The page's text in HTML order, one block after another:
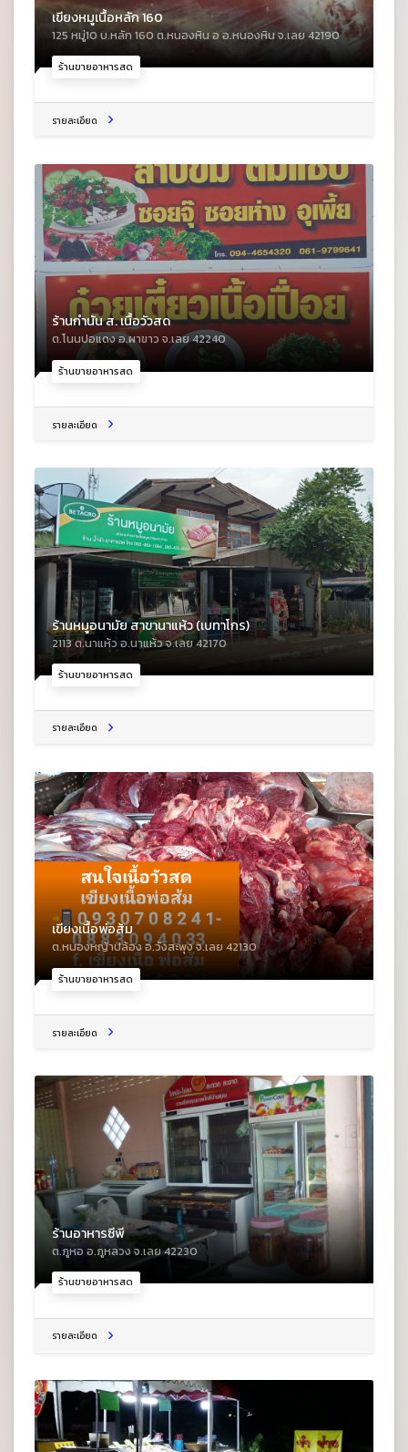
ร้านขายอาหารสด
เขียงหมูเนื้อหลัก 160
125 หมู่10 บ.หลัก 160 ต.หนองหิน อ อ.หนองหิน จ.เลย 42190
รายละเอียด
ร้านขายอาหารสด
ร้านกำนัน ส. เนื้อวัวสด
ต.โนนปอแดง อ.ผาขาว จ.เลย 42240
รายละเอียด
ร้านขายอาหารสด
ร้านหมูอนามัย สาขานาแห้ว (เบทาโกร)
2113 ต.นาแห้ว อ.นาแห้ว จ.เลย 42170
รายละเอียด
ร้านขายอาหารสด
เขียงเนื้อพ่อส้ม
ต.หนองหญ้าปล้อง อ.วังสะพุง จ.เลย 42130
รายละเอียด
ร้านขายอาหารสด
ร้านอาหารซีพี
ต.ภูหอ อ.ภูหลวง จ.เลย 42230
รายละเอียด